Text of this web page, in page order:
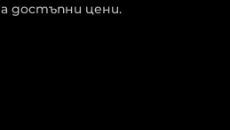
достъпни цени.